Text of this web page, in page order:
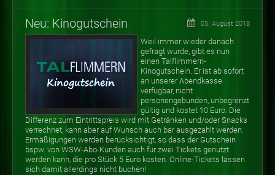
Neu: Kinogutschein 05. August 2018
Weil immer wieder danach
gefragt wurde, gibt es nun
einen Talflimmern-
Kinogutschein. Er ist ab sofort
an unserer Abendkasse
verfügbar, nicht
personengebunden, unbegrenzt
gültig und kostet 10 Euro. Die
Differenz zum Eintrittspreis wird mit Getränken und/oder Snacks
verrechnet, kann aber auf Wunsch auch bar ausgezahlt werden.
Ermäßigungen werden berücksichtigt, so dass der Gutschein
bspw. von WSW-Abo-Kunden auch für zwei Tickets genutzt
werden kann, die pro Stück 5 Euro kosten. Online-Tickets lassen
sich damit allerdings nicht buchen!